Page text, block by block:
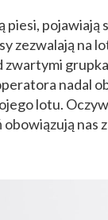
pojawiają
zezwalają na
zwartymi
nadal
lotu.
nas